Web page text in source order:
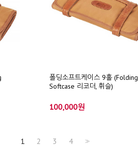
폴딩소프트케이스 9홀 (Folding
Softcase 리코더, 휘슬)
100,000원
1 2 3 4 >>